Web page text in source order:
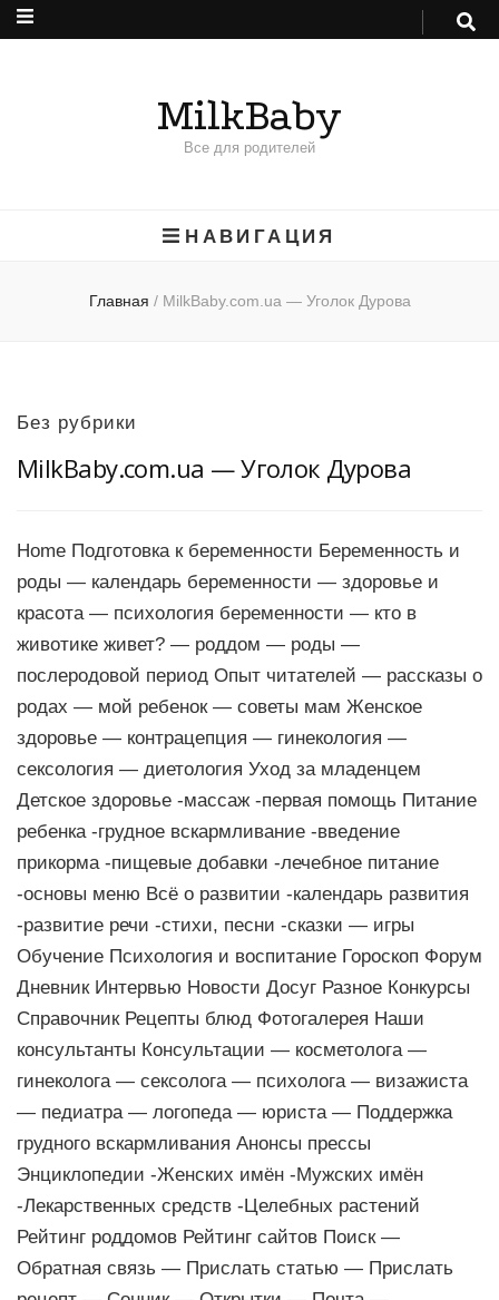
MilkBaby
Все для родителей
НАВИГАЦИЯ
Главная / MilkBaby.com.ua — Уголок Дурова
Без рубрики
MilkBaby.com.ua — Уголок Дурова
Home Подготовка к беременности Беременность и
роды — календарь беременности — здоровье и
красота — психология беременности — кто в
животике живет? — роддом — роды —
послеродовой период Опыт читателей — рассказы о
родах — мой ребенок — советы мам Женское
здоровье — контрацепция — гинекология —
сексология — диетология Уход за младенцем
Детское здоровье -массаж -первая помощь Питание
ребенка -грудное вскармливание -введение
прикорма -пищевые добавки -лечебное питание
-основы меню Всё о развитии -календарь развития
-развитие речи -стихи, песни -сказки — игры
Обучение Психология и воспитание Гороскоп Форум
Дневник Интервью Новости Досуг Разное Конкурсы
Справочник Рецепты блюд Фотогалерея Наши
консультанты Консультации — косметолога —
гинеколога — сексолога — психолога — визажиста
— педиатра — логопеда — юриста — Поддержка
грудного вскармливания Анонсы прессы
Энциклопедии -Женских имён -Мужских имён
-Лекарственных средств -Целебных растений
Рейтинг роддомов Рейтинг сайтов Поиск —
Обратная связь — Прислать статью — Прислать